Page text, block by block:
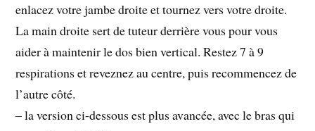
enlacez votre jambe droite et tournez vers votre droite.
La main droite sert de tuteur derrière vous pour vous
aider à maintenir le dos bien vertical. Restez 7 à 9
respirations et reveznez au centre, puis recommencez de
l’autre côté.
– la version ci-dessous est plus avancée, avec le bras qui